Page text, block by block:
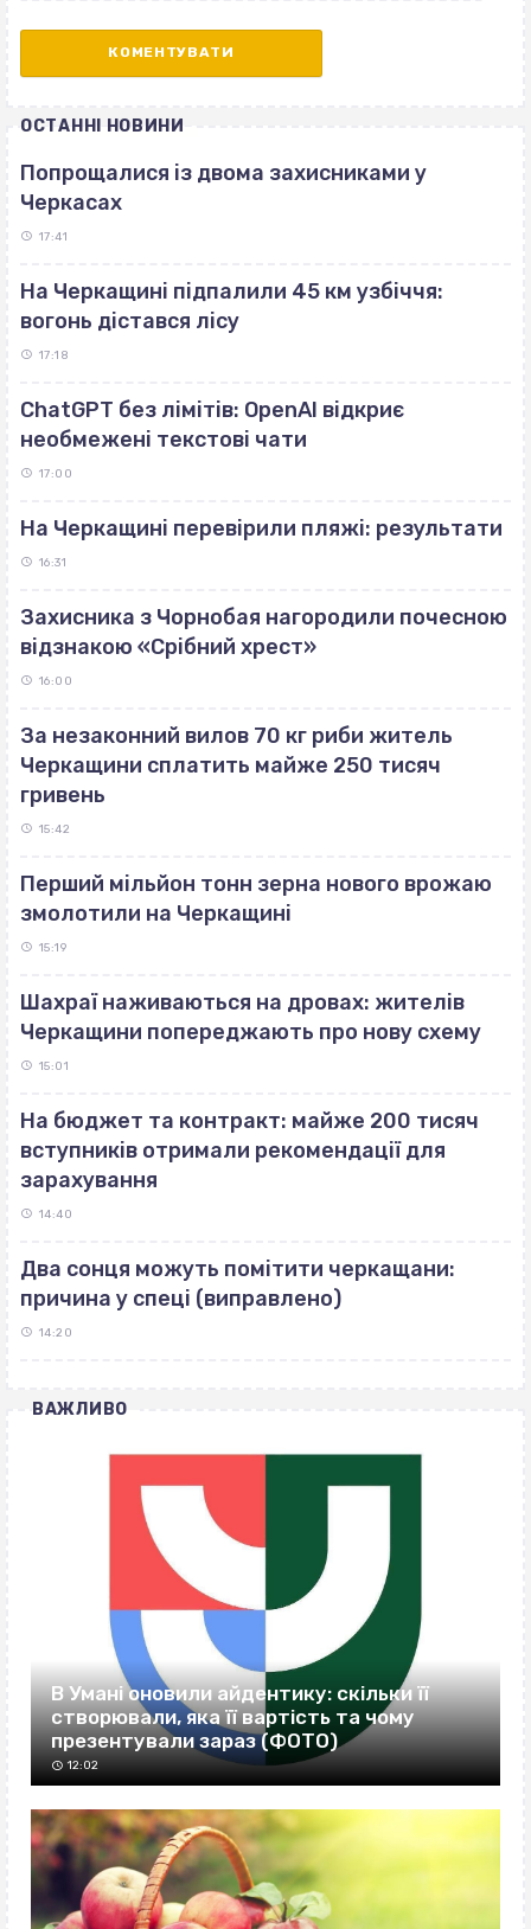
ОСТАННІ НОВИНИ
Попрощалися із двома захисниками у
Черкасах
17:41
На Черкащині підпалили 45 км узбіччя:
вогонь дістався лісу
17:18
ChatGPT без лімітів: OpenAI відкриє
необмежені текстові чати
17:00
На Черкащині перевірили пляжі: результати
16:31
Захисника з Чорнобая нагородили почесною
відзнакою «Срібний хрест»
16:00
За незаконний вилов 70 кг риби житель
Черкащини сплатить майже 250 тисяч
гривень
15:42
Перший мільйон тонн зерна нового врожаю
змолотили на Черкащині
15:19
Шахраї наживаються на дровах: жителів
Черкащини попереджають про нову схему
15:01
На бюджет та контракт: майже 200 тисяч
вступників отримали рекомендації для
зарахування
14:40
Два сонця можуть помітити черкащани:
причина у спеці (виправлено)
14:20
ВАЖЛИВО
В Умані оновили айдентику: скільки її
створювали, яка її вартість та чому
презентували зараз (ФОТО)
12:02